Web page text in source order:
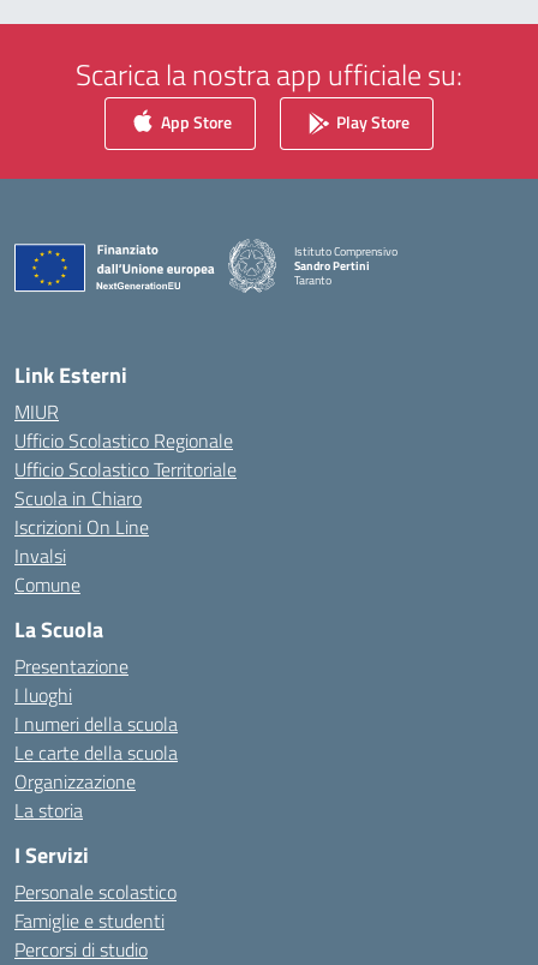
Scarica la nostra app ufficiale su:
App Store Play Store
Istituto Comprensivo
Sandro Pertini
Taranto
Link Esterni
MIUR
Ufficio Scolastico Regionale
Ufficio Scolastico Territoriale
Scuola in Chiaro
Iscrizioni On Line
Invalsi
Comune
La Scuola
Presentazione
I luoghi
I numeri della scuola
Le carte della scuola
Organizzazione
La storia
I Servizi
Personale scolastico
Famiglie e studenti
Percorsi di studio